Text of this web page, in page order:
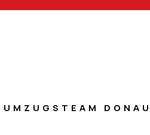
UMZUGSTEAM